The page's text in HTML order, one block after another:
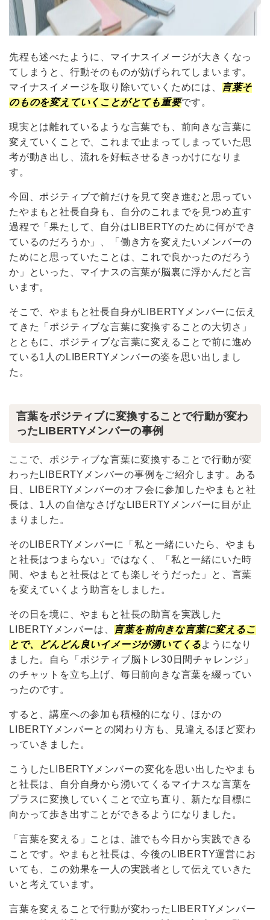
先程も述べたように、マイナスイメージが大きくなっ
てしまうと、行動そのものが妨げられてしまいます。
マイナスイメージを取り除いていくためには、
言葉そ
のものを変えていくことがとても重要です。
現実とは離れているような言葉でも、前向きな言葉に
変えていくことで、これまで止まってしまっていた思
考が動き出し、流れを好転させるきっかけになりま
す。
今回、ポジティブで前だけを見て突き進むと思ってい
たやまもと社長自身も、自分のこれまでを見つめ直す
過程で「果たして、自分はLIBERTYのために何ができ
ているのだろうか」、「働き方を変えたいメンバーの
ためにと思っていたことは、これで良かったのだろう
か」といった、マイナスの言葉が脳裏に浮かんだと言
います。
そこで、やまもと社長自身がLIBERTYメンバーに伝え
てきた「ポジティブな言葉に変換することの大切さ」
とともに、ポジティブな言葉に変えることで前に進め
ている1人のLIBERTYメンバーの姿を思い出しまし
た。
言葉をポジティブに変換することで行動が変わ
ったLIBERTYメンバーの事例
ここで、ポジティブな言葉に変換することで行動が変
わったLIBERTYメンバーの事例をご紹介します。ある
日、LIBERTYメンバーのオフ会に参加したやまもと社
長は、1人の自信なさげなLIBERTYメンバーに目が止
まりました。
そのLIBERTYメンバーに「私と一緒にいたら、やまも
と社長はつまらない」ではなく、「私と一緒にいた時
間、やまもと社長はとても楽しそうだった」と、言葉
を変えていくよう助言をしました。
その日を境に、やまもと社長の助言を実践した
LIBERTYメンバーは、 言葉を前向きな言葉に変えるこ
とで、どんどん良いイメージが湧いてくるようになり
ました。自ら「ポジティブ脳トレ30日間チャレンジ」
のチャットを立ち上げ、毎日前向きな言葉を綴ってい
ったのです。
すると、講座への参加も積極的になり、ほかの
LIBERTYメンバーとの関わり方も、見違えるほど変わ
っていきました。
こうしたLIBERTYメンバーの変化を思い出したやまも
と社長は、自分自身から湧いてくるマイナスな言葉を
プラスに変換していくことで立ち直り、新たな目標に
向かって歩き出すことができるようになりました。
「言葉を変える」ことは、誰でも今日から実践できる
ことです。やまもと社長は、今後のLIBERTY運営にお
いても、この効果を一人の実践者として伝えていきた
いと考えています。
言葉を変えることで行動が変わったLIBERTYメンバー